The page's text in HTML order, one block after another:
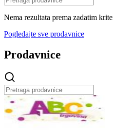
Nema rezultata prema zadatim
Pogledajte sve prodavnice
Prodavnice